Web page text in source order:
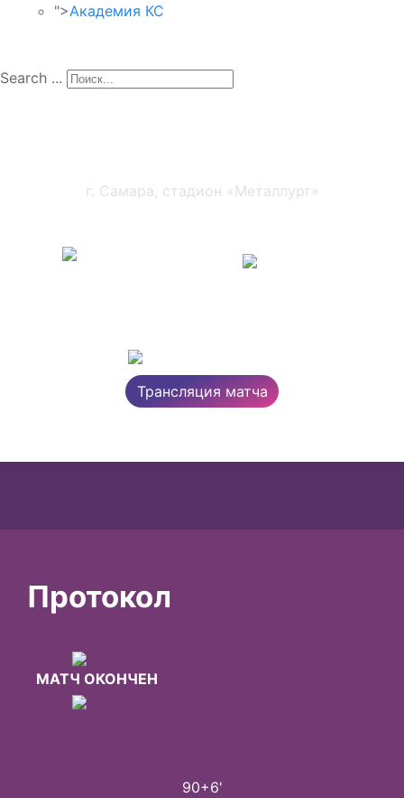
">Академия КС
Search ...
г. Самара, стадион «Металлург»
Трансляция матча
Протокол
МАТЧ ОКОНЧЕН
90+6'